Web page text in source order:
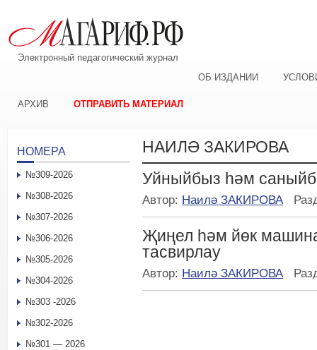
Электронный педагогический журнал
ОБ ИЗДАНИИ
АРХИВ ОТПРАВИТЬ МАТЕРИАЛ
НАИЛӘ ЗАКИРОВА
Уйныйбыз һәм
Автор: Наилә ЗАКИРОВА
Җиңел һәм йөк
тасвирлау
Автор: Наилә ЗАКИРОВА
НОМЕРА
№309-2026
№308-2026
№307-2026
№306-2026
№305-2026
№304-2026
№303 -2026
№302-2026
№301 — 2026